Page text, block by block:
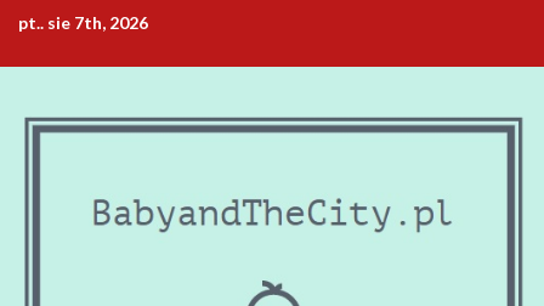
Skip
content
pt.. sie 7th, 2026